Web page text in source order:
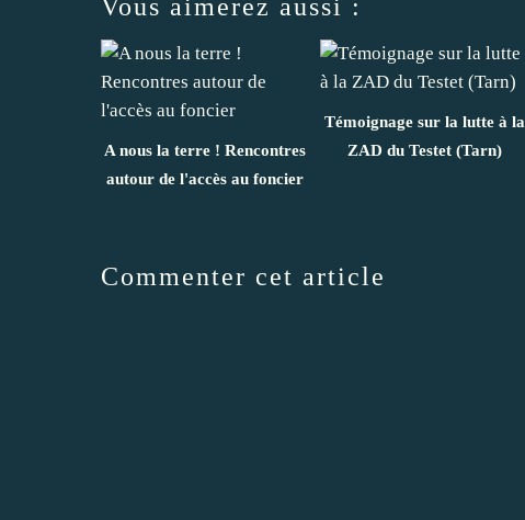
Vous aimerez aussi :
A nous la terre ! Rencontres
autour de l'accès au foncier
Témoignage sur la lutte à la
ZAD du Testet (Tarn)
Commenter cet article